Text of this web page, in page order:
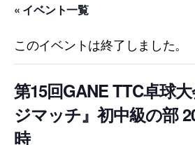
« イベント一覧
このイベントは終了しました。
第15回GANE TTC卓球
ジマッチ』初中級の部
時